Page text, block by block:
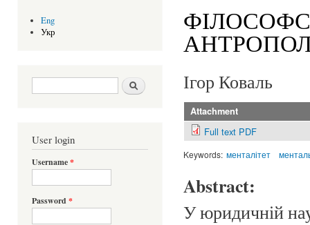
Eng
Укр
Search form Шукати
User login
Username*
Password *
Ігор Коваль
Attachment
Full text PDF
Keywords: менталітет
Abstract:
У юридичній